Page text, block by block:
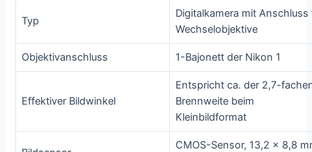
Typ
Digitalkamera mit Anschluss
Wechselobjektive
Objektivanschluss 1-Bajonett der Nikon 1
Effektiver Bildwinkel
Entspricht ca. der 2,7-
Brennweite beim
Kleinbildformat
CMOS-Sensor, 13,2 x 8,8